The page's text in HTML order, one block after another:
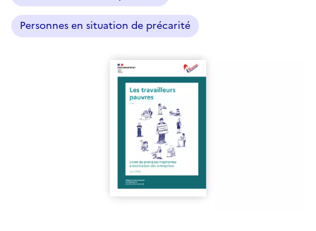
Personnes en situation de précarité